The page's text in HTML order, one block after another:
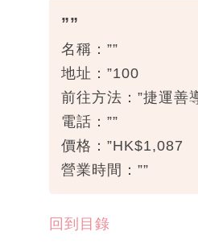
””
名稱：””
地址：”100
前往方法：”捷運善
電話：””
價格：”HK$1,087
營業時間：””
回到目錄